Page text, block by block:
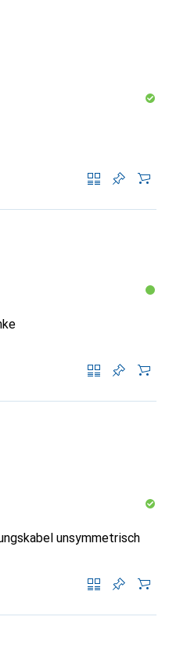
unsymmetrisch